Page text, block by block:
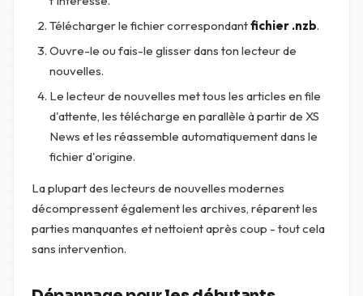
Télécharger le fichier correspondantfichier .nzb.
Ouvre-le ou fais-le glisser dans ton lecteur de
nouvelles.
Le lecteur de nouvelles met tous les articles en file
d'attente, les télécharge en parallèle à partir de XS
News et les réassemble automatiquement dans le
fichier d'origine.
La plupart des lecteurs de nouvelles modernes
décompressent également les archives, réparent les
parties manquantes et nettoient après coup - tout cela
sans intervention.